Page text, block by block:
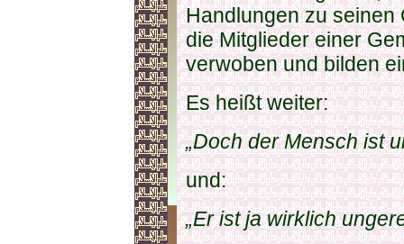
Handlungen zu seinen
die Mitglieder einer
verwoben und bilden
Es heißt weiter:
„Doch der Mensch ist
und:
„Er ist ja wirklich